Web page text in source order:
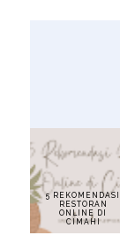
5 REKOMENDASI
RESTORAN
ONLINE DI
CIMAHI